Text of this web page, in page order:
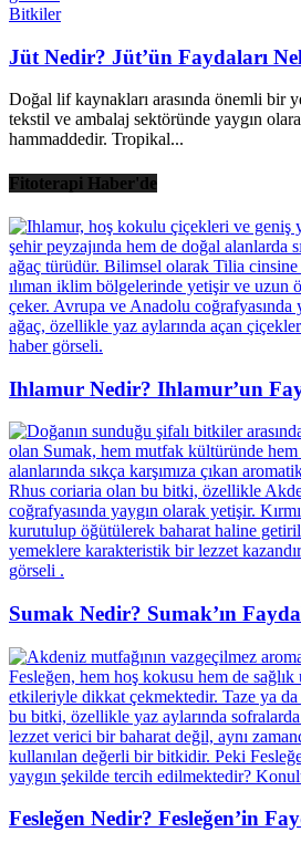
Bitkiler
Jüt Nedir? Jüt’ün Faydaları
Doğal lif kaynakları arasında önemli bir
tekstil ve ambalaj sektöründe yaygın
hammaddedir. Tropikal...
Fitoterapi Haber'de
Ihlamur Nedir? Ihlamur’un
Sumak Nedir? Sumak’ın
Fesleğen Nedir? Fesleğen’in